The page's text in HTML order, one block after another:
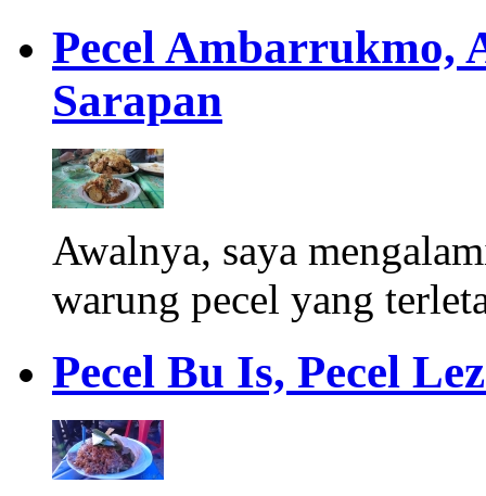
Pecel Ambarrukmo,
Sarapan
Awalnya, saya
warung pecel yang
Pecel Bu Is, Pecel